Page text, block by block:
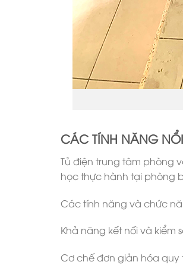
CÁC TÍNH NĂNG
Tủ điện trung tâm phòng
học thực hành tại phòng
Các tính năng và chức
Khả năng kết nối và
Cơ chế đơn giản hóa quy